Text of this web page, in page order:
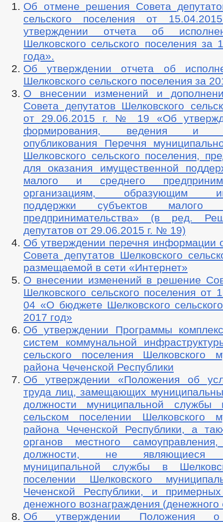
Об отмене решения Совета
сельского поселения от
утверждении отчета об
Шелковского сельского поселения за
года».
Об утверждении отчета об
Шелковского сельского поселения за
О внесении изменений и
Совета депутатов Шелковского
от 29.06.2015 г. № 19 «Об
формирования, ведения и
опубликования Перечня
Шелковского сельского поселения,
для оказания имущественной
малого и среднего
организациям, образующим
поддержки субъектов малого
предпринимательства» (в ред.
депутатов от 29.06.2015 г. № 19)
Об утверждении перечня информации
Совета депутатов Шелковского
размещаемой в сети «Интернет»
О внесении изменений в решение
Шелковского сельского поселения от
04 «О бюджете Шелковского
2017 год»
Об утверждении Программы
систем коммунальной
сельского поселения Шелковского
района Чеченской Республики
Об утверждении «Положения об
труда лиц, замещающих
должности муниципальной службы
сельском поселении Шелковского
района Чеченской Республики, а
органов местного
должности, не являющиеся
муниципальной службы в
поселении Шелковского
Чеченской Республики, и
денежного вознаграждения
Об утверждении Положения о